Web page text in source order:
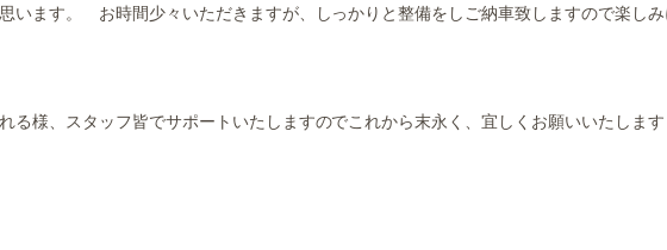
います。 お時間少々いただきますが、しっかりと整備をしご納車致しますので楽し
る様、スタッフ皆でサポートいたしますのでこれから末永く、宜しくお願いいたします